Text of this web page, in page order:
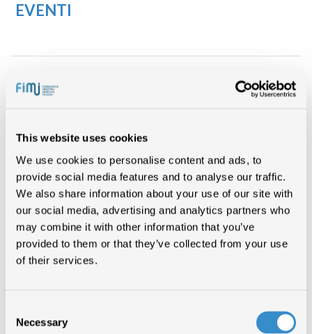
This website uses cookies
We use cookies to personalise content and ads, to
provide social media features and to analyse our traffic.
We also share information about your use of our site with
our social media, advertising and analytics partners who
may combine it with other information that you’ve
provided to them or that they’ve collected from your use
of their services.
Selection
Necessary
EVENTI